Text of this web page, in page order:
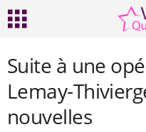
Suite à une
Lemay-
nouvelles